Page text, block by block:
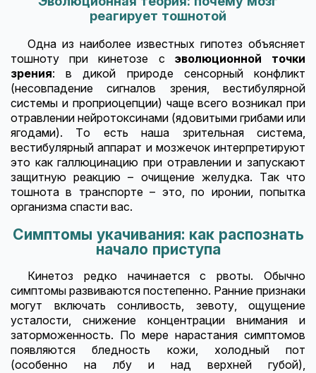
реагирует тошнотой
Одна из наиболее известных гипотез объясняет
тошноту при кинетозе с эволюционной точки
зрения: в дикой природе сенсорный конфликт
(несовпадение сигналов зрения, вестибулярной
системы и проприоцепции) чаще всего возникал при
отравлении нейротоксинами (ядовитыми грибами или
ягодами). То есть наша зрительная система,
вестибулярный аппарат и мозжечок интерпретируют
это как галлюцинацию при отравлении и запускают
защитную реакцию – очищение желудка. Так что
тошнота в транспорте – это, по иронии, попытка
организма спасти вас.
Симптомы укачивания: как распознать
начало приступа
Кинетоз редко начинается с рвоты. Обычно
симптомы развиваются постепенно. Ранние признаки
могут включать сонливость, зевоту, ощущение
усталости, снижение концентрации внимания и
заторможенность. По мере нарастания симптомов
появляются бледность кожи, холодный пот
(особенно на лбу и над верхней губой),